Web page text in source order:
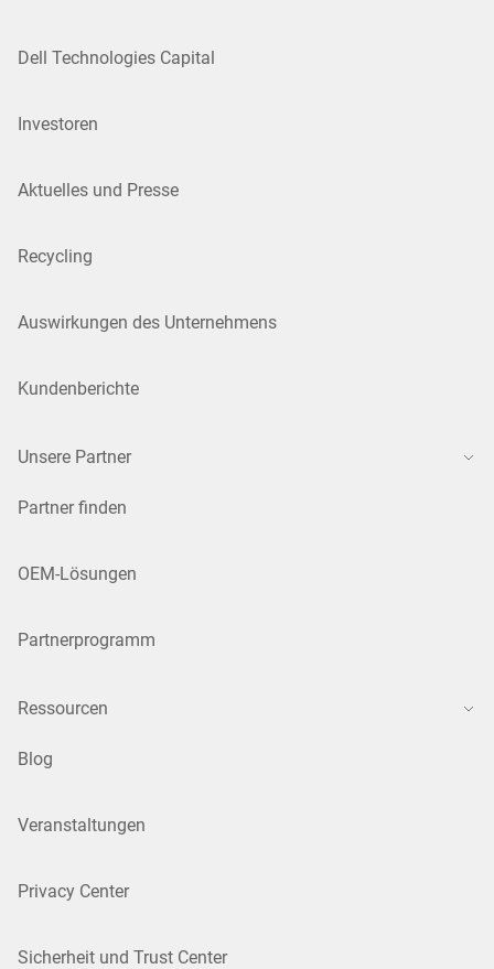
Dell Technologies Capital
Investoren
Aktuelles und Presse
Recycling
Auswirkungen des Unternehmens
Kundenberichte
Unsere Partner
Partner finden
OEM-Lösungen
Partnerprogramm
Ressourcen
Blog
Veranstaltungen
Privacy Center
Sicherheit und Trust Center